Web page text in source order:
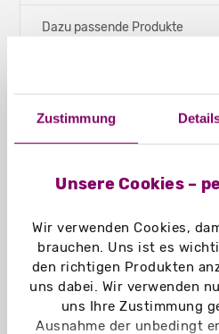
Zustimmung
Unsere Cookies –
Wir verwenden Cookies,
brauchen. Uns ist es
den richtigen Produkten
uns dabei. Wir verwenden
uns Ihre Zustimmung
Ausnahme der unbedingt
Dazu passende Produkte
Technische Daten –
Versandkartons - für
Klappdeckel
Füllformat:
180 x 179 x 52 mm
Lieferzustand: